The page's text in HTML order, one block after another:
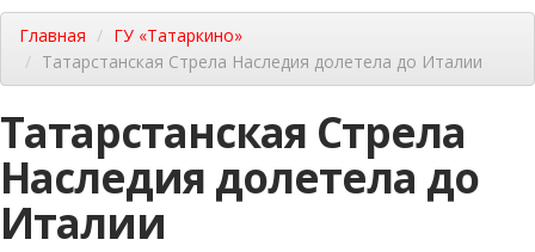
Главная
ГУ «Татаркино»
Татарстанская Стрела Наследия долетела до Италии
Татарстанская Стрела
Наследия долетела до
Италии